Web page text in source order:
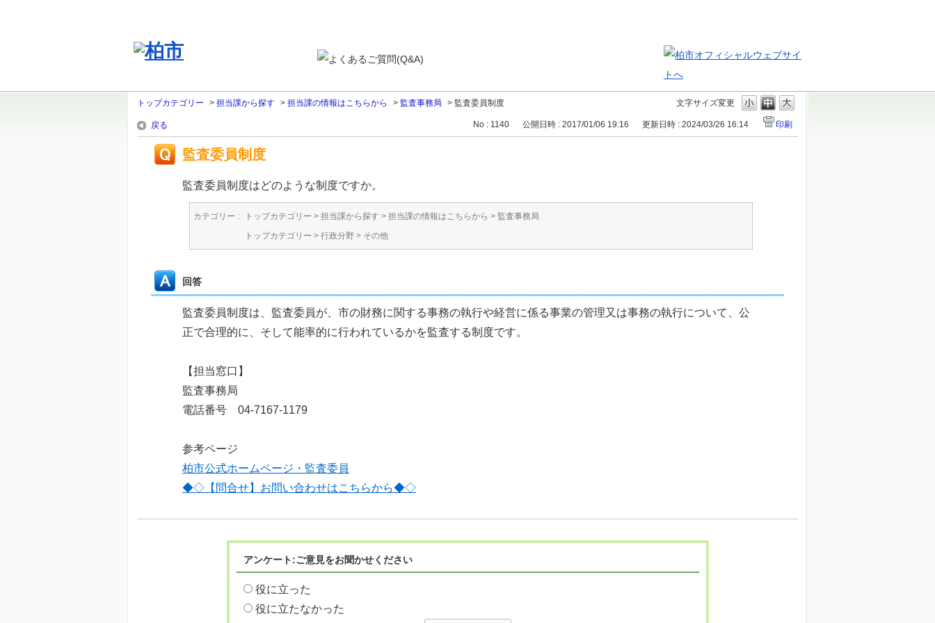
文字サイズ変更
トップカテゴリー > 担当課から探す > 担当課の情報はこちらから > 監査事務局 > 監査委員制度
戻る No : 1140 公開日時 : 2017/01/06 19:16 更新日時 : 2024/03/26 16:14 印刷
監査委員制度
監査委員制度はどのような制度ですか。
カテゴリー : トップカテゴリー > 担当課から探す > 担当課の情報はこちらから > 監査事務局
トップカテゴリー > 行政分野 > その他
回答
監査委員制度は、監査委員が、市の財務に関する事務の執行や経営に係る事業の管理又は事務の執行について、公
正で合理的に、そして能率的に行われているかを監査する制度です。
【担当窓口】
監査事務局
電話番号 04-7167-1179
参考ページ
柏市公式ホームページ・監査委員
◆◇【問合せ】お問い合わせはこちらから◆◇
アンケート:ご意見をお聞かせください
役に立った
役に立たなかった